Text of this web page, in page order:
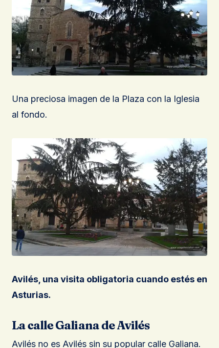
Una preciosa imagen de la Plaza con la Iglesia
al fondo.
Avilés, una visita obligatoria cuando estés en
Asturias.
La calle Galiana de Avilés
Avilés no es Avilés sin su popular calle Galiana.